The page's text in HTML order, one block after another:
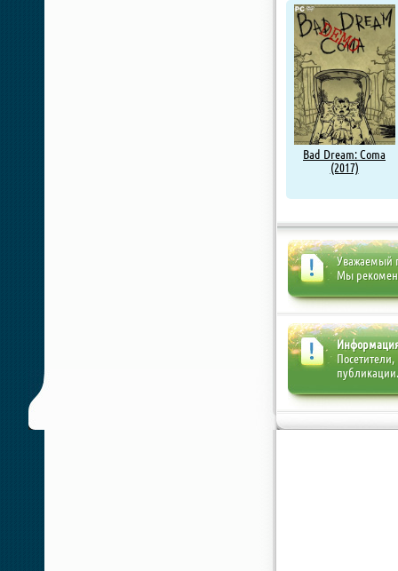
Bad Dream: Coma
(2017)
Уважаемый
Мы
публикации.